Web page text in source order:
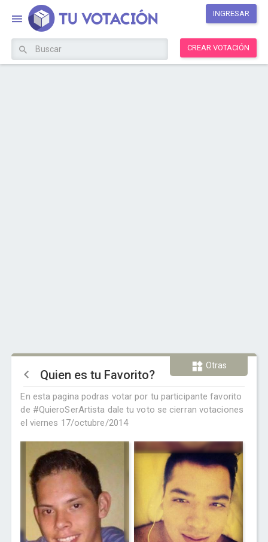
INGRESAR
CREAR VOTACIÓN
Otras
Quien es tu Favorito?
En esta pagina podras votar por tu participante favorito
de #QuieroSerArtista dale tu voto se cierran votaciones
el viernes 17/octubre/2014